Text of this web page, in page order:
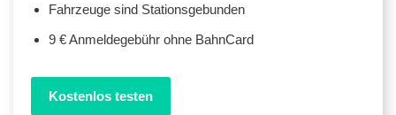
Fahrzeuge sind Stationsgebunden
9 € Anmeldegebühr ohne BahnCard
Kostenlos testen